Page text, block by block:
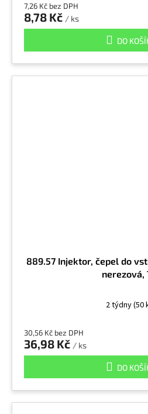
7,26 Kč bez DPH
8,78 Kč / ks
DO
889.57 Injektor, čepel do
nerezová,
2 týdny(50
30,56 Kč bez DPH
36,98 Kč / ks
DO